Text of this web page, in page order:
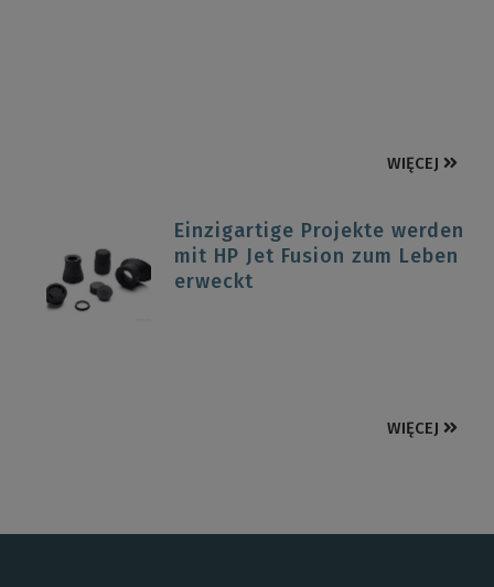
WIĘCEJ
Einzigartige Projekte werden
mit HP Jet Fusion zum Leben
erweckt
WIĘCEJ